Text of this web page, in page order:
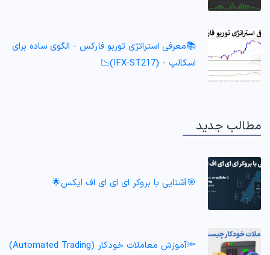
📚معرفی استراتژی توربو فارکس - الگوی ساده برای
اسکالپ - (IFX-ST217)📉
مطالب جدید
🎯آشنایی با بروکر ای ای ای اف ایکس🌟
🔦آموزش معاملات خودکار (Automated Trading)